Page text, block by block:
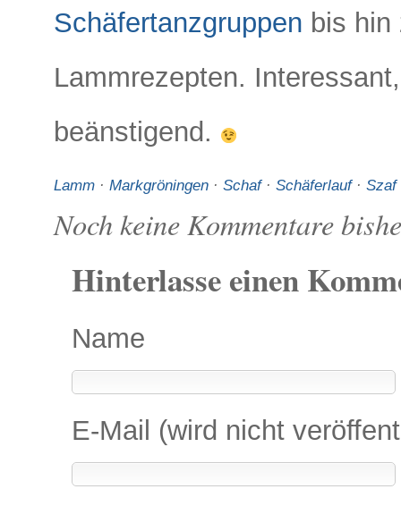
Schäfertanzgruppen bis hin
Lammrezepten.
beänstigend.
Lamm · Markgröningen · Schaf· Schäferlauf· Szaf
Noch keine Kommentare
Hinterlasse einen
Name
E-Mail (wird nicht